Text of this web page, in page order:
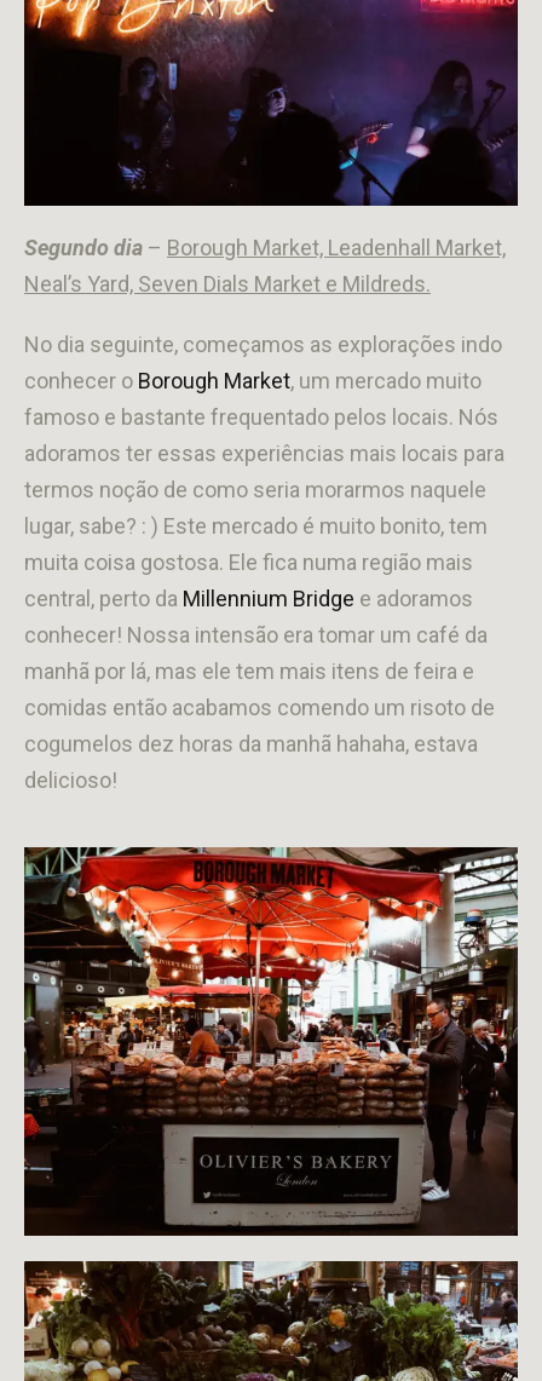
Segundo dia – Borough Market, Leadenhall Market,
Neal’s Yard, Seven Dials Market e Mildreds.
No dia seguinte, começamos as explorações indo
conhecer o Borough Market, um mercado muito
famoso e bastante frequentado pelos locais. Nós
adoramos ter essas experiências mais locais para
termos noção de como seria morarmos naquele
lugar, sabe? : ) Este mercado é muito bonito, tem
muita coisa gostosa. Ele fica numa região mais
central, perto da Millennium Bridge e adoramos
conhecer! Nossa intensão era tomar um café da
manhã por lá, mas ele tem mais itens de feira e
comidas então acabamos comendo um risoto de
cogumelos dez horas da manhã hahaha, estava
delicioso!